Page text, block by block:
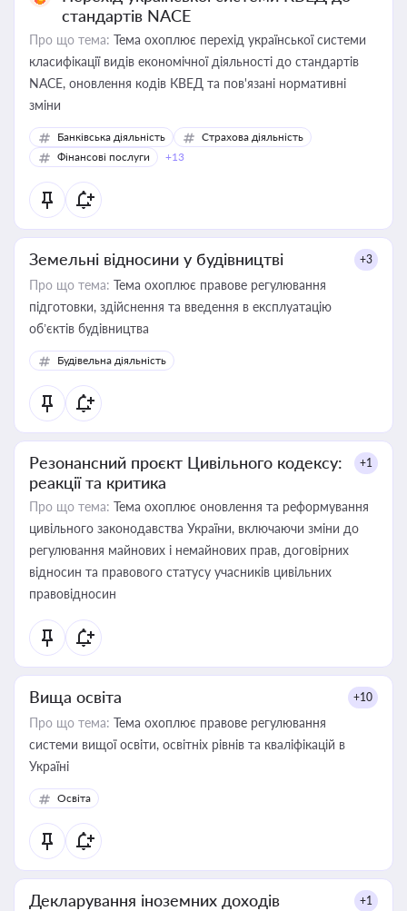
стандартів NACE
Про що тема: Тема охоплює перехід української системи
класифікації видів економічної діяльності до стандартів
NACE, оновлення кодів КВЕД та пов'язані нормативні
зміни
Банківська діяльність
Страхова діяльність
Фінансові послуги
+13
Земельні відносини у будівництві +3
Про що тема: Тема охоплює правове регулювання
підготовки, здійснення та введення в експлуатацію
об’єктів будівництва
Будівельна діяльність
Резонансний проєкт Цивільного кодексу:
реакції та критика
+1
Про що тема: Тема охоплює оновлення та реформування
цивільного законодавства України, включаючи зміни до
регулювання майнових і немайнових прав, договірних
відносин та правового статусу учасників цивільних
правовідносин
Вища освіта +10
Про що тема: Тема охоплює правове регулювання
системи вищої освіти, освітніх рівнів та кваліфікацій в
Україні
Освіта
Декларування іноземних доходів +1